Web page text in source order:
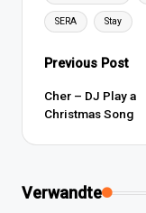
SERA Stay
Post
navigation
Previous Post
Cher – DJ Play a
Christmas Song
Verwandte